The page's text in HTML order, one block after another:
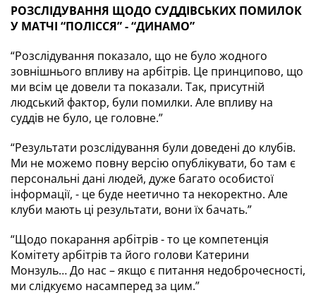
РОЗСЛІДУВАННЯ ЩОДО СУДДІВСЬКИХ ПОМИЛОК
У МАТЧІ “ПОЛІССЯ” - “ДИНАМО”
“Розслідування показало, що не було жодного
зовнішнього впливу на арбітрів. Це принципово, що
ми всім це довели та показали. Так, присутній
людський фактор, були помилки. Але впливу на
суддів не було, це головне.”
“Результати розслідування були доведені до клубів.
Ми не можемо повну версію опублікувати, бо там є
персональні дані людей, дуже багато особистої
інформації, - це буде неетично та некоректно. Але
клуби мають ці результати, вони їх бачать.”
“Щодо покарання арбітрів - то це компетенція
Комітету арбітрів та його голови Катерини
Монзуль… До нас – якщо є питання недоброчесності,
ми слідкуємо насамперед за цим.”